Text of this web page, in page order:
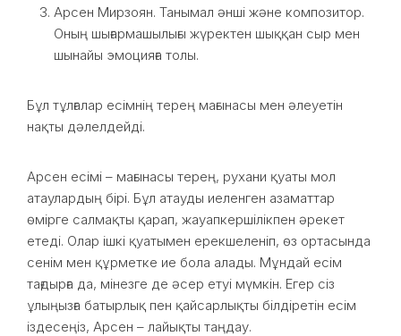
Арсен Мирзоян. Танымал әнші және композитор.
Оның шығармашылығы жүректен шыққан сыр мен
шынайы эмоцияға толы.
Бұл тұлғалар есімнің терең мағынасы мен әлеуетін
нақты дәлелдейді.
Арсен есімі – мағынасы терең, рухани қуаты мол
атаулардың бірі. Бұл атауды иеленген азаматтар
өмірге салмақты қарап, жауапкершілікпен әрекет
етеді. Олар ішкі қуатымен ерекшеленіп, өз ортасында
сенім мен құрметке ие бола алады. Мұндай есім
тағдырға да, мінезге де әсер етуі мүмкін. Егер сіз
ұлыңызға батырлық пен қайсарлықты білдіретін есім
іздесеңіз, Арсен – лайықты таңдау.